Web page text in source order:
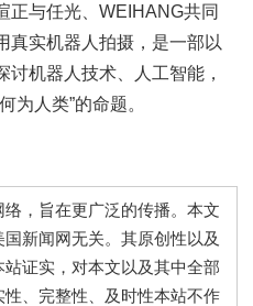
正与任光、WEIHANG共同
真实机器人拍摄，是一部以
机器人技术、人工智能，
为人类”的命题。
，旨在更广泛的传播。本文
新闻网无关。其原创性以及
证实，对本文以及其中全部
、完整性、及时性本站不作